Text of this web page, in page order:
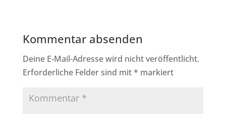
Kommentar absenden
Deine E-Mail-Adresse wird nicht veröffentlicht.
Erforderliche Felder sind mit* markiert